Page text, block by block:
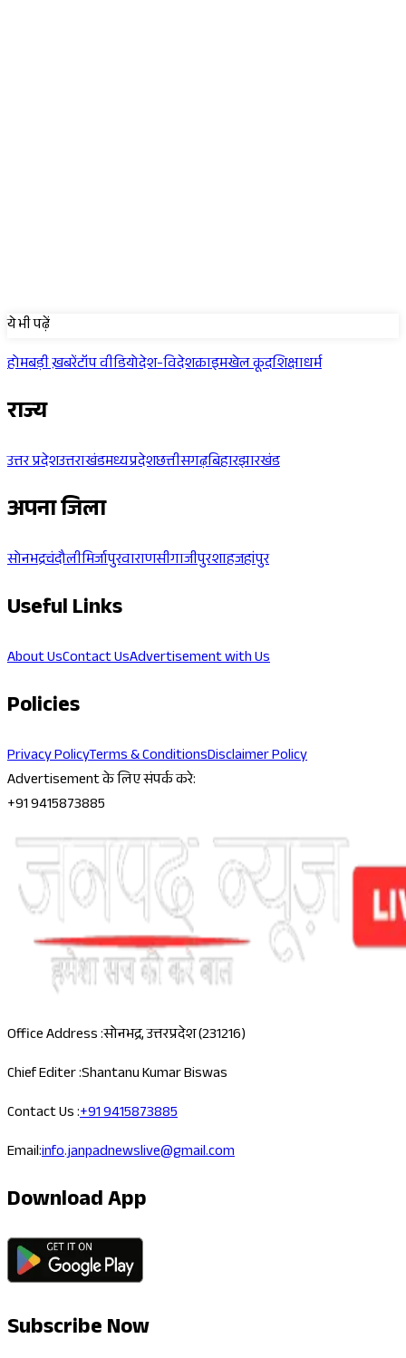
ये भी पढ़ें
होमबड़ी ख़बरेंटॉप वीडियोदेश-विदेशक्राइमखेल कूदशिक्षाधर्म
राज्य
उत्तर प्रदेशउत्तराखंडमध्यप्रदेशछत्तीसगढ़बिहारझारखंड
अपना जिला
सोनभद्रचंदौलीमिर्जापुरवाराणसीगाजीपुरशाहजहांपुर
Useful Links
About UsContact UsAdvertisement with Us
Policies
Privacy PolicyTerms & ConditionsDisclaimer Policy
Advertisement के लिए संपर्क करे:
+91 9415873885
Office Address :सोनभद्र, उत्तरप्रदेश (231216)
Chief Editer :Shantanu Kumar Biswas
Contact Us :+91 9415873885
Email:info.janpadnewslive@gmail.com
Download App
Subscribe Now